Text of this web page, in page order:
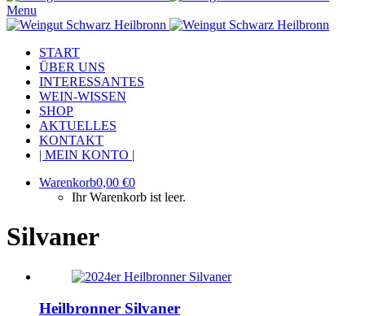
Menu
START
ÜBER UNS
INTERESSANTES
WEIN-WISSEN
SHOP
AKTUELLES
KONTAKT
| MEIN KONTO |
Warenkorb0,00 €0
Ihr Warenkorb ist leer.
Silvaner
Heilbronner Silvaner